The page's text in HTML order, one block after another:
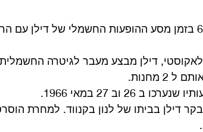
דילן מבצע מעבר לגיטרה
מחנות.
26 וב 27 במאי 1966.
ב 26 במאי, מבקר דילן בביתו של לנון בקנווד. למחרת